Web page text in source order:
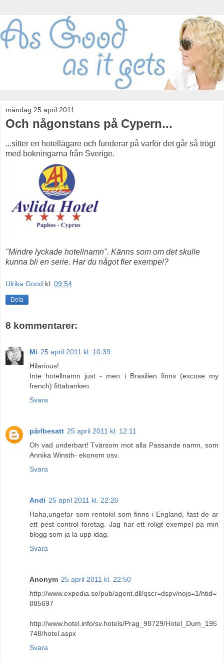
måndag 25 april 2011
Och någonstans på Cypern...
...sitter en hotellägare och funderar på varför det går så trögt
med bokningarna från Sverige.
"Mindre lyckade hotellnamn". Känns som om det skulle
kunna bli en serie. Har du något fler exempel?
Ulrika Good kl. 09:54
Dela
8 kommentarer:
Mi 25 april 2011 kl. 10:39
Hilarious!
Inte hotellnamn just - men i Brasilien finns (excuse my
french) fittabanken.
Svara
pärlbesatt 25 april 2011 kl. 12:11
Oh vad underbart! Tvärsom mot alla Passande namn, som
Annika Winsth- ekonom osv.
Svara
Andi 25 april 2011 kl. 22:20
Haha,ungefar som rentokil som finns i England, fast de ar
ett pest control foretag. Jag har ett roligt exempel pa min
blogg som ja la upp idag.
Svara
Anonym 25 april 2011 kl. 22:50
http://www.expedia.se/pub/agent.dll/qscr=dspv/nojs=1/htid=
885697
http://www.hotel.info/sv.hotels/Prag_98729/Hotel_Dum_195
748/hotel.aspx
Svara